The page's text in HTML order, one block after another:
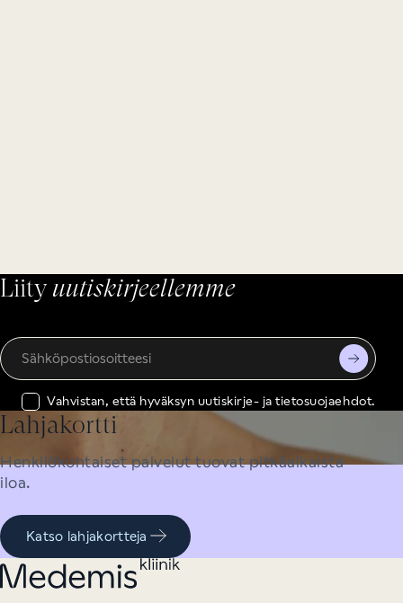
Liityuutiskirjeellemme
Sähköpostiosoitteesi
Vahvistan, että hyväksyn uutiskirje- jatietosuojaehdot.
Lahjakortti
Henkilökohtaiset palvelut tuovat pitkäaikaista
iloa.
Katso lahjakortteja